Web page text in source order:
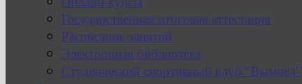
Государственная итоговая аттестация
Расписание занятий
Электронная библиотека
Студенческий спортивный клуб “Вымпел”